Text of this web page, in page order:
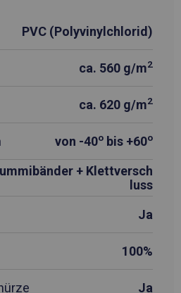
PVC (Polyvinylchlorid)
ca. 560 g/m2
ca. 620 g/m2
von -40o bis +60o
+ Klettversch
luss
Ja
100%
Ja